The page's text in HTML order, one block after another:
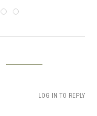
LOG IN TO REPLY